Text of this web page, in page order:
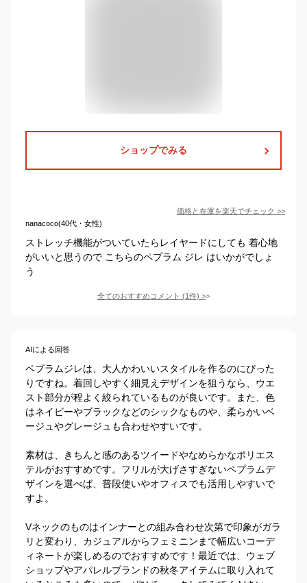
ショップでみる
価格と在庫を楽天でチェック >>
nanacoco(40代・女性)
ストレッチ機能がついていたらレイヤードにしても 着心地
がいいと思うので こちらのペプラム ジレ はいかがでしょ
う
全てのおすすめコメント (1件) >
AIによる回答
ペプラムジレは、大人かわいいスタイルを作るのにぴった
りですね。着回しやすく細見えデザインを狙うなら、ウエ
スト部分が程よく絞られているものが良いです。また、色
はネイビーやブラックなどのシックなものや、柔らかいベ
ージュやグレージュも合わせやすいです。
素材は、きちんと感のあるツイードやなめらかなポリエス
テルがおすすめです。フリルが大げさすぎないペプラムデ
ザインを選べば、普段使いやオフィスでも活用しやすいで
すよ。
Vネックのものはインナーとの組み合わせ次第で印象がガラ
リと変わり、カジュアルからフェミニンまで幅広いコーデ
ィネートが楽しめるのでおすすめです！最近では、ウェブ
ショップやアパレルブランドの秋冬アイテムに取り入れて